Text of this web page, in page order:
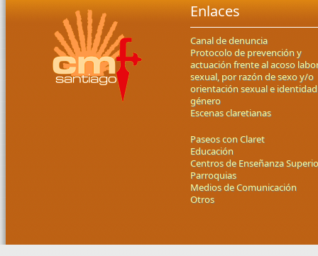
Enlaces
Canal de denuncia
Protocolo de prevención y
actuación frente al acoso
sexual, por razón de sexo y/o
orientación sexual e
género
Escenas claretianas
Paseos con Claret
Educación
Centros de Enseñanza
Parroquias
Medios de Comunicación
Otros